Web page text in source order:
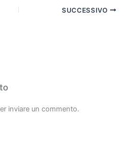
SUCCESSIVO
inviare un commento.